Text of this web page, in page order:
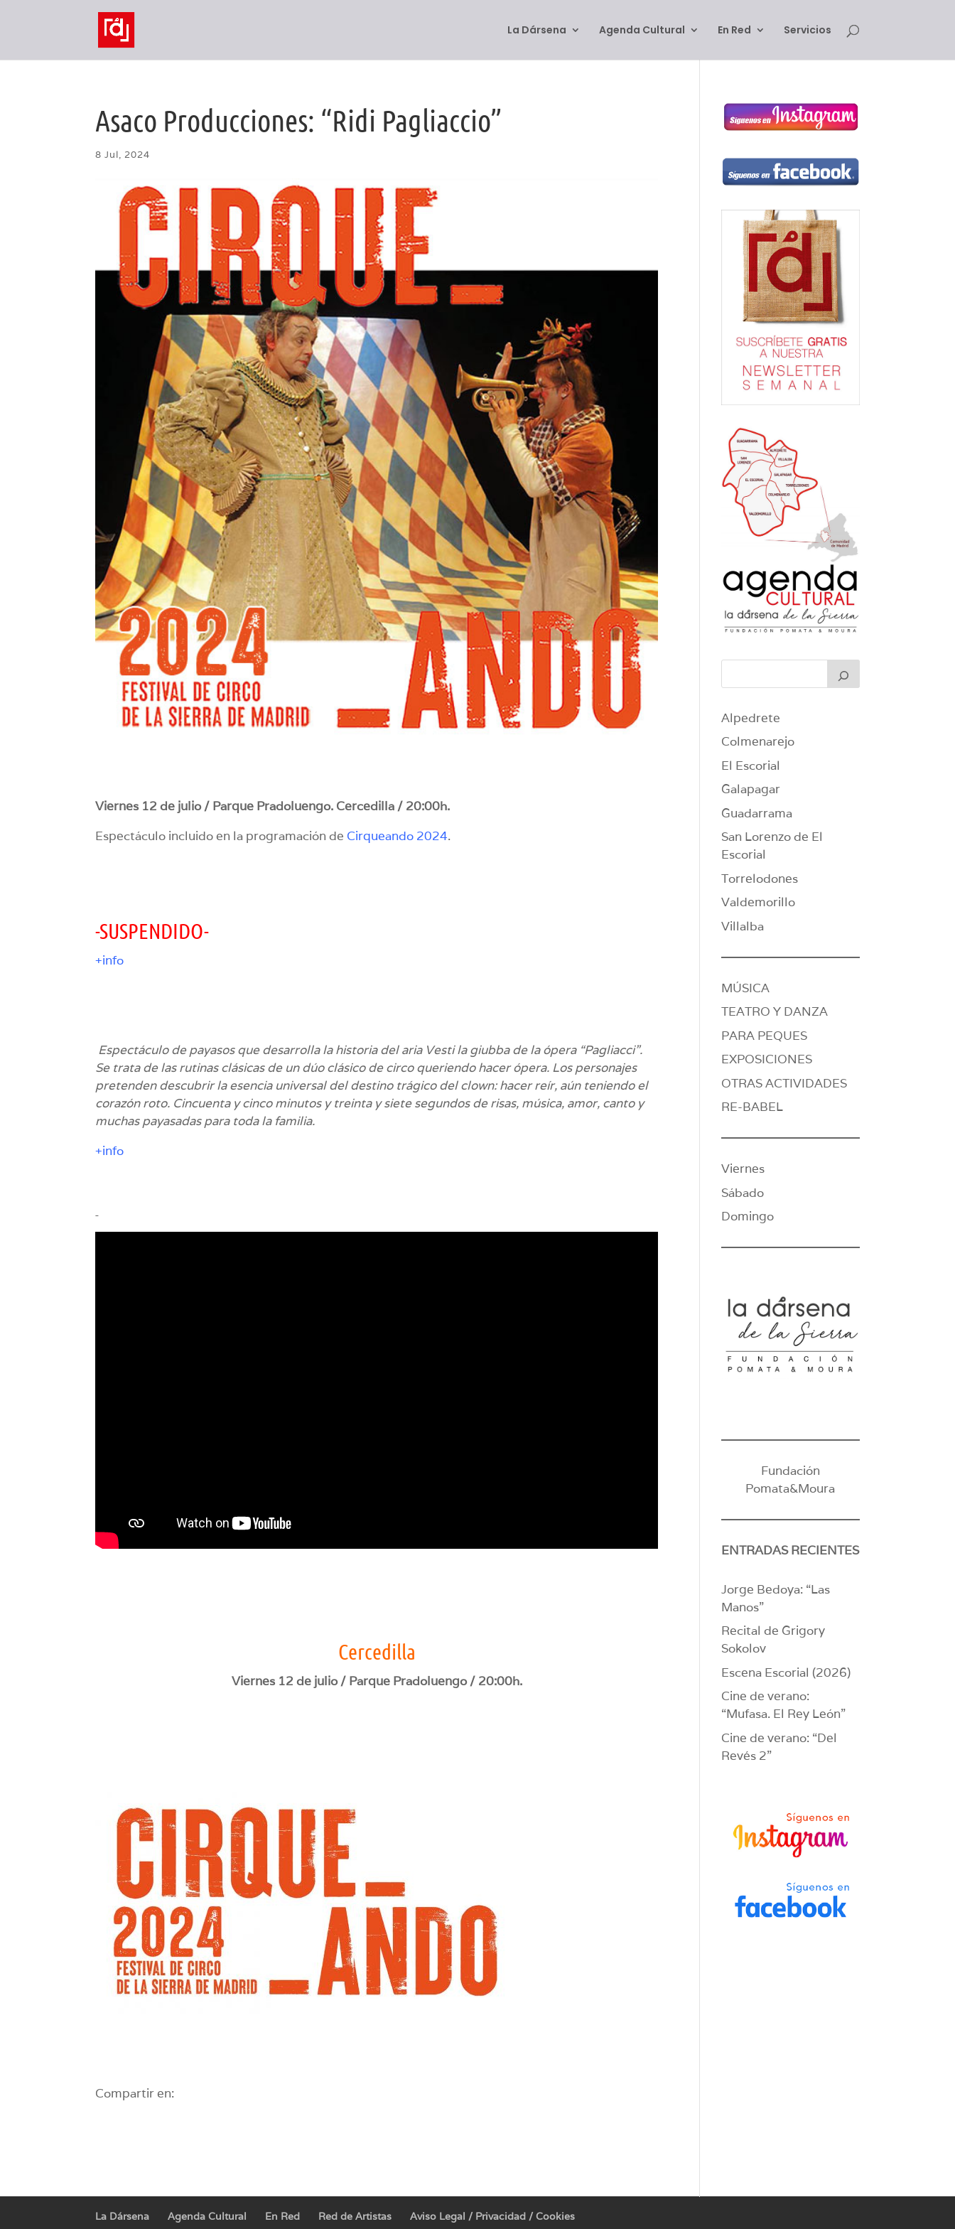
La Dársena Agenda Cultural En Red Servicios
Asaco Producciones: “Ridi Pagliaccio”
8 Jul, 2024
Viernes 12 de julio / Parque Pradoluengo. Cercedilla / 20:00h.
Espectáculo incluido en la programación de Cirqueando 2024.
-SUSPENDIDO-
+info
Espectáculo de payasos que desarrolla la historia del aria Vesti la giubba de la ópera “Pagliacci”.
Se trata de las rutinas clásicas de un dúo clásico de circo queriendo hacer ópera. Los personajes
pretenden descubrir la esencia universal del destino trágico del clown: hacer reír, aún teniendo el
corazón roto. Cincuenta y cinco minutos y treinta y siete segundos de risas, música, amor, canto y
muchas payasadas para toda la familia.
+info
Cercedilla
Viernes 12 de julio / Parque Pradoluengo / 20:00h.
Compartir en:
Alpedrete
Colmenarejo
El Escorial
Galapagar
Guadarrama
San Lorenzo de El
Escorial
Torrelodones
Valdemorillo
Villalba
MÚSICA
TEATRO Y DANZA
PARA PEQUES
EXPOSICIONES
OTRAS ACTIVIDADES
RE-BABEL
Viernes
Sábado
Domingo
Fundación
Pomata&Moura
ENTRADAS RECIENTES
Jorge Bedoya: “Las
Manos”
Recital de Grigory
Sokolov
Escena Escorial (2026)
Cine de verano:
“Mufasa. El Rey León”
Cine de verano: “Del
Revés 2”
La Dársena Agenda Cultural En Red Red de Artistas Aviso Legal / Privacidad / Cookies